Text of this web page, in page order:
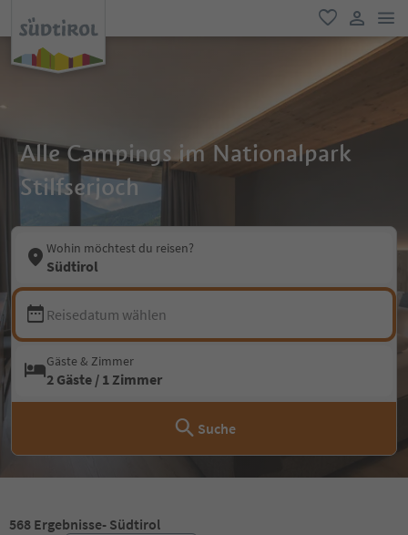
favorit
user link
Alle Campings im Nationalpark
Stilfserjoch
Wohin möchtest du reisen?
Südtirol
Reisedatum wählen
Gäste & Zimmer
2 Gäste / 1 Zimmer
Suche
568 Ergebnisse- Südtirol